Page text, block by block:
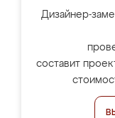
Дизайнер-
составит